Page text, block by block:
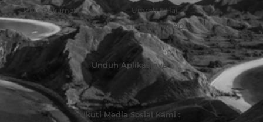
Urus Dokumen
Umroh & Haji
Pulsa dan PPOB
Unduh Aplikasinya :
Ikuti Media Sosial Kami :